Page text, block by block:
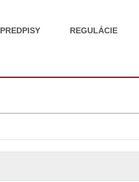
PREDPISY REGULÁCIE